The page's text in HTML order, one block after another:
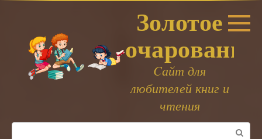
Золотое
очарование
Cайт для
любителей книг и
чтения
Поиск: